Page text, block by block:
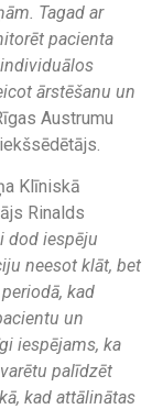
Tagad ar
pacienta
ārstēšanu un
Austrumu
Klīniskā
Rinalds
dod iespēju
neesot klāt, bet
kad
un
iespējams, ka
palīdzēt
kad attālinātas